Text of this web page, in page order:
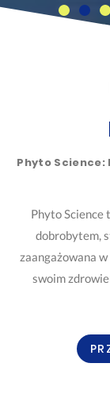
Phyto Science:
Phyto Science
dobrobytem,
zaangażowana
swoim